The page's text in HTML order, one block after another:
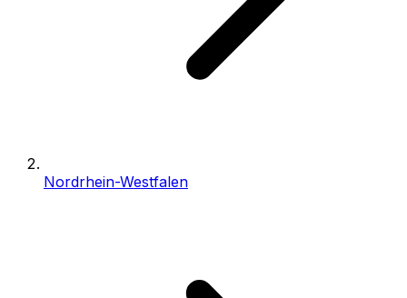
Nordrhein-Westfalen